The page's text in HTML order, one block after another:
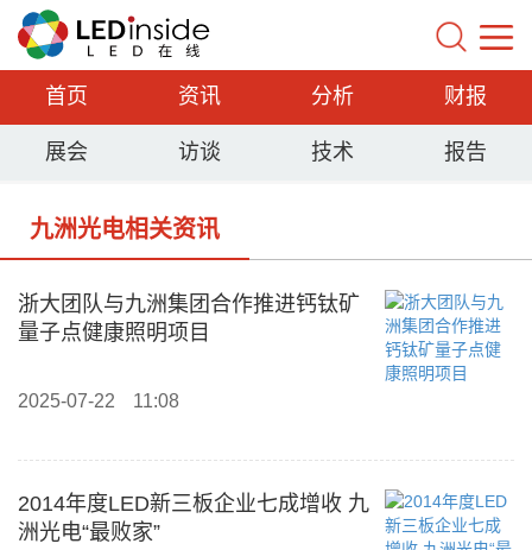
首页 资讯 分析 财报
展会 访谈 技术 报告
九洲光电相关资讯
浙大团队与九洲集团合作推进钙钛矿
量子点健康照明项目
2025-07-22 11:08
2014年度LED新三板企业七成增收 九
洲光电“最败家”